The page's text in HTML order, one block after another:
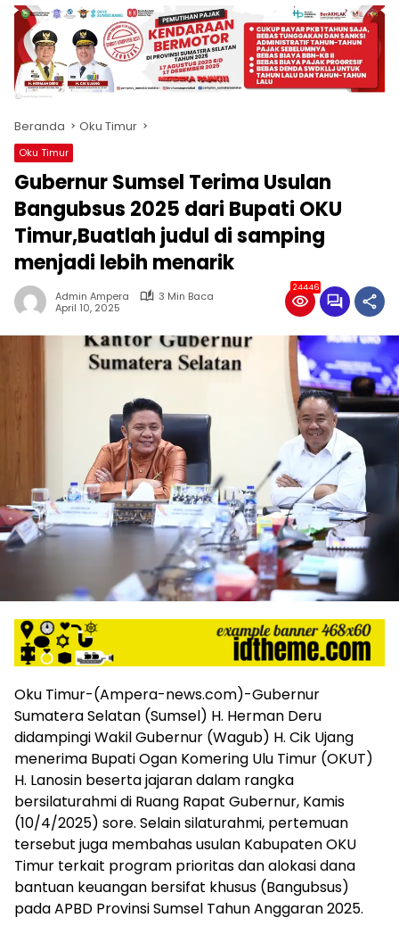
produk
antara
lain
mampu
menjadi
komunikasi
usaha
(beriklan),
fokus
pada
pemberitaan
nasional
maupun
international,
bernuansa
lokal
dan
dinamis,
kisaran
iklan
lebih
murah
dari
Koran
maupun
siber
lainnya,
desain
Koran
dan
media
siber
lebih
eksklusif,
bergaya
trendi,
mengandung
unsur
edukasi,
gaya
hidup,
hiburan,
bebas
Beranda Oku Timur
Oku Timur
Gubernur Sumsel Terima Usulan
Bangubsus 2025 dari Bupati OKU
Timur,Buatlah judul di samping
menjadi lebih menarik
Admin Ampera
3 Min Baca
April 10, 2025
24446
Oku Timur-(Ampera-news.com)-Gubernur
Sumatera Selatan (Sumsel) H. Herman Deru
didampingi Wakil Gubernur (Wagub) H. Cik Ujang
menerima Bupati Ogan Komering Ulu Timur (OKUT)
H. Lanosin beserta jajaran dalam rangka
bersilaturahmi di Ruang Rapat Gubernur, Kamis
(10/4/2025) sore. Selain silaturahmi, pertemuan
tersebut juga membahas usulan Kabupaten OKU
Timur terkait program prioritas dan alokasi dana
bantuan keuangan bersifat khusus (Bangubsus)
pada APBD Provinsi Sumsel Tahun Anggaran 2025.